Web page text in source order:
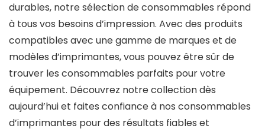
durables, notre sélection de consommables répond
à tous vos besoins d’impression. Avec des produits
compatibles avec une gamme de marques et de
modèles d’imprimantes, vous pouvez être sûr de
trouver les consommables parfaits pour votre
équipement. Découvrez notre collection dès
aujourd’hui et faites confiance à nos consommables
d’imprimantes pour des résultats fiables et